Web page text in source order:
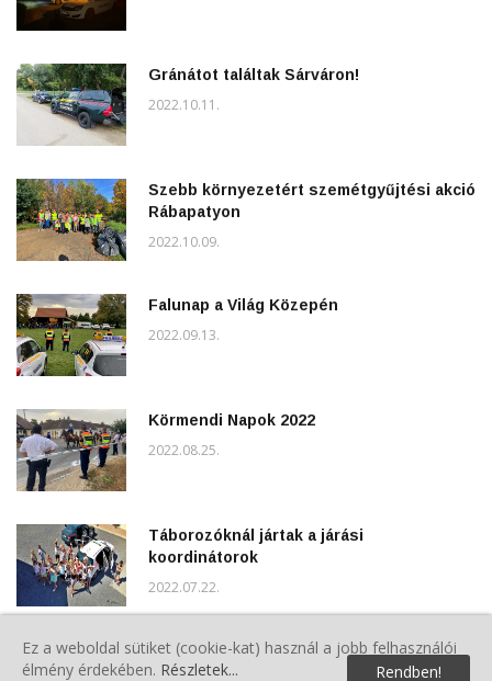
Gránátot találtak Sárváron!
2022.10.11.
Szebb környezetért szemétgyűjtési akció
Rábapatyon
2022.10.09.
Falunap a Világ Közepén
2022.09.13.
Körmendi Napok 2022
2022.08.25.
Táborozóknál jártak a járási
koordinátorok
2022.07.22.
XXXVIII. Vasi Vasember
Ez a weboldal sütiket (cookie-kat) használ a jobb felhasználói
élmény érdekében. Részletek... Rendben!